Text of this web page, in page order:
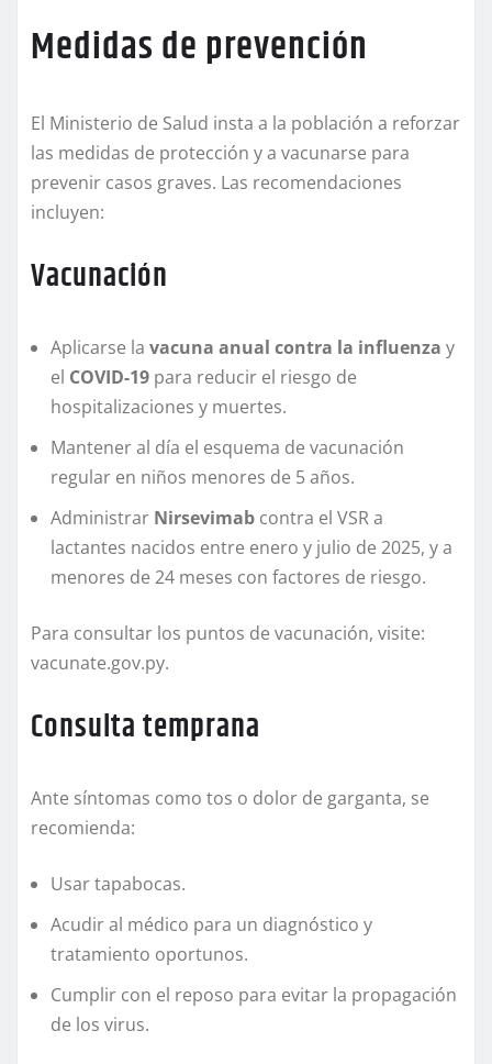
Medidas de prevención
El Ministerio de Salud insta a la población a reforzar
las medidas de protección y a vacunarse para
prevenir casos graves. Las recomendaciones
incluyen:
Vacunación
Aplicarse la vacuna anual contra la influenza y
el COVID-19 para reducir el riesgo de
hospitalizaciones y muertes.
Mantener al día el esquema de vacunación
regular en niños menores de 5 años.
Administrar Nirsevimab contra el VSR a
lactantes nacidos entre enero y julio de 2025, y a
menores de 24 meses con factores de riesgo.
Para consultar los puntos de vacunación, visite:
vacunate.gov.py.
Consulta temprana
Ante síntomas como tos o dolor de garganta, se
recomienda:
Usar tapabocas.
Acudir al médico para un diagnóstico y
tratamiento oportunos.
Cumplir con el reposo para evitar la propagación
de los virus.